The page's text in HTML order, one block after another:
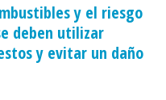
y el riesgo
deben utilizar
y evitar un daño